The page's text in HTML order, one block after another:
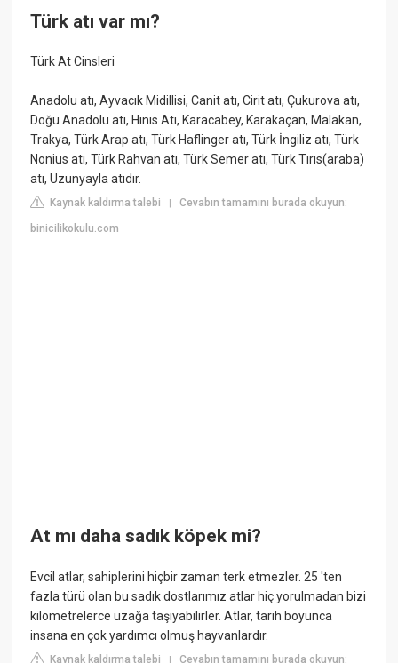
Türk atı var mı?
Türk At Cinsleri
Anadolu atı, Ayvacık Midillisi, Canit atı, Cirit atı, Çukurova atı,
Doğu Anadolu atı, Hınıs Atı, Karacabey, Karakaçan, Malakan,
Trakya, Türk Arap atı, Türk Haflinger atı, Türk İngiliz atı, Türk
Nonius atı, Türk Rahvan atı, Türk Semer atı, Türk Tırıs(araba)
atı, Uzunyayla atıdır.
Kaynak kaldırma talebi |Cevabın tamamını burada okuyun:
binicilikokulu.com
At mı daha sadık köpek mi?
Evcil atlar, sahiplerini hiçbir zaman terk etmezler. 25 'ten
fazla türü olan bu sadık dostlarımız atlar hiç yorulmadan bizi
kilometrelerce uzağa taşıyabilirler. Atlar, tarih boyunca
insana en çok yardımcı olmuş hayvanlardır.
Kaynak kaldırma talebi |Cevabın tamamını burada okuyun: